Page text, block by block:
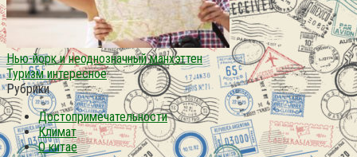
Нью-йорк и неоднозначный манхэттен
Туризм интересное
Рубрики
Достопримечательности
Климат
О китае